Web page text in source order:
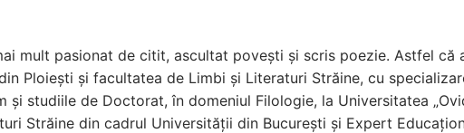
mult pasionat de citit, ascultat povești și scris poezie. Astfel că
Ploiești și facultatea de Limbi și Literaturi Străine, cu
și studiile de Doctorat, în domeniul Filologie, la Universitatea
Străine din cadrul Universității din București și Expert